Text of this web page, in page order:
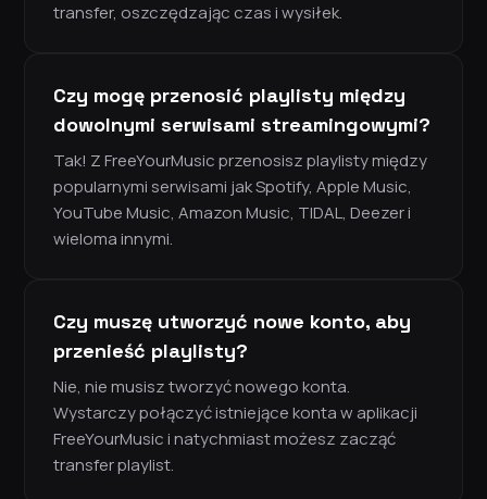
transfer, oszczędzając czas i wysiłek.
Czy mogę przenosić playlisty między
dowolnymi serwisami streamingowymi?
Tak! Z FreeYourMusic przenosisz playlisty między
popularnymi serwisami jak Spotify, Apple Music,
YouTube Music, Amazon Music, TIDAL, Deezer i
wieloma innymi.
Czy muszę utworzyć nowe konto, aby
przenieść playlisty?
Nie, nie musisz tworzyć nowego konta.
Wystarczy połączyć istniejące konta w aplikacji
FreeYourMusic i natychmiast możesz zacząć
transfer playlist.